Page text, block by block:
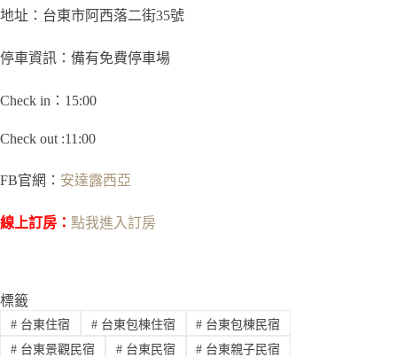
地址：台東市阿西落二街35號
停車資訊：備有免費停車場
Check in：15:00
Check out :11:00
FB官網： 安達露西亞
線上訂房： 點我進入訂房
標籤
#台東住宿 #台東包棟住宿 # 台東包棟民宿
#台東景觀民宿 #台東民宿 # 台東親子民宿